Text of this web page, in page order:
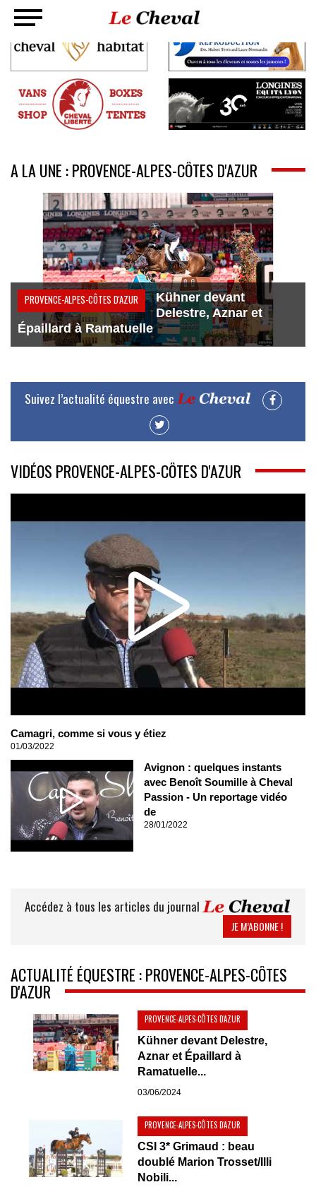
A LA UNE : PROVENCE-ALPES-CÔTES D'AZUR
PROVENCE-ALPES-CÔTES D'AZUR
Kühner devant
Delestre, Aznar et
Épaillard à Ramatuelle
Suivez l’actualité équestre avec
VIDÉOS PROVENCE-ALPES-CÔTES D'AZUR
Camagri, comme si vous y étiez
01/03/2022
Avignon : quelques instants
avec Benoît Soumille à Cheval
Passion - Un reportage vidéo
de
28/01/2022
Accédez à tous les articles du journal
JE M’ABONNE !
ACTUALITÉ ÉQUESTRE : PROVENCE-ALPES-CÔTES
D'AZUR
PROVENCE-ALPES-CÔTES D'AZUR
Kühner devant Delestre,
Aznar et Épaillard à
Ramatuelle...
03/06/2024
PROVENCE-ALPES-CÔTES D'AZUR
CSI 3* Grimaud : beau
doublé Marion Trosset/Illi
Nobili...